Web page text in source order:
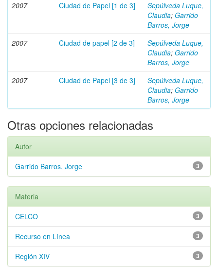
2007 Ciudad de Papel [1 de 3]
Sepúlveda Luque,
Claudia; Garrido
Barros, Jorge
2007
Ciudad de papel [2 de 3]
Sepúlveda Luque,
Claudia; Garrido
Barros, Jorge
2007
Ciudad de Papel [3 de 3]
Sepúlveda Luque,
Claudia; Garrido
Barros, Jorge
Otras opciones relacionadas
Autor
3
Garrido Barros, Jorge
Materia
3
CELCO
3
Recurso en Línea
3
Región XIV